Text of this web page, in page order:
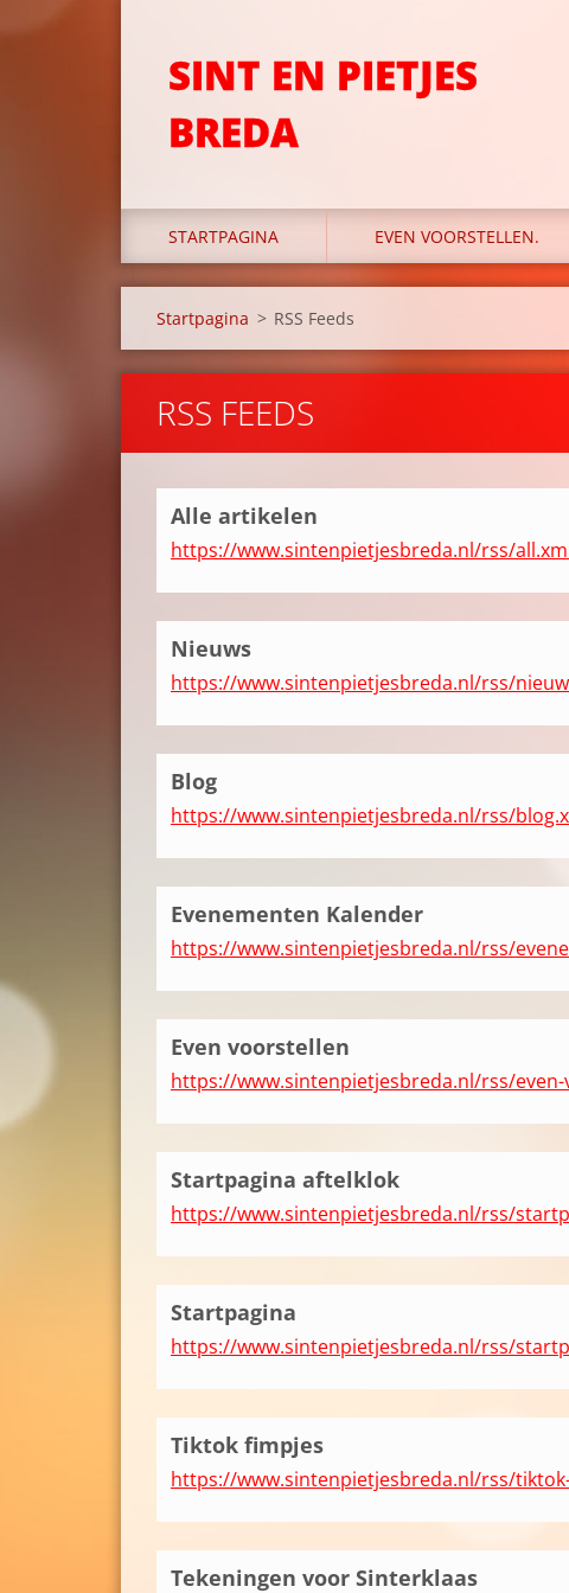
SINT EN PIETJES
BREDA
STARTPAGINA EVEN VOORSTELLEN.
Startpagina > RSS Feeds
RSS FEEDS
Alle artikelen
https://www.sintenpietjesbreda.nl/rss/
Nieuws
https://www.sintenpietjesbreda.nl/rss/
Blog
https://www.sintenpietjesbreda.nl/rss/
Evenementen Kalender
https://www.sintenpietjesbreda.nl/rss/
Even voorstellen
https://www.sintenpietjesbreda.nl/rss/
Startpagina aftelklok
https://www.sintenpietjesbreda.nl/rss/
Startpagina
https://www.sintenpietjesbreda.nl/rss/
Tiktok fimpjes
https://www.sintenpietjesbreda.nl/rss/
Tekeningen voor Sinterklaas